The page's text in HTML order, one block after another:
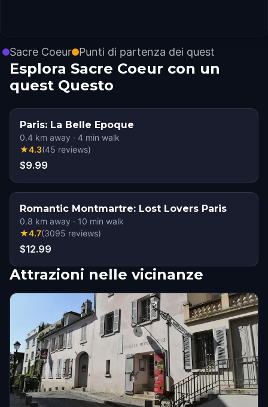
Sacre Coeur Punti di partenza dei quest
Esplora Sacre Coeur con un
quest Questo
Paris: La Belle Epoque
0.4 km away · 4 min walk
★4.3(45 reviews)
$9.99
Romantic Montmartre: Lost Lovers Paris
0.8 km away · 10 min walk
★4.7(3095 reviews)
$12.99
Attrazioni nelle vicinanze